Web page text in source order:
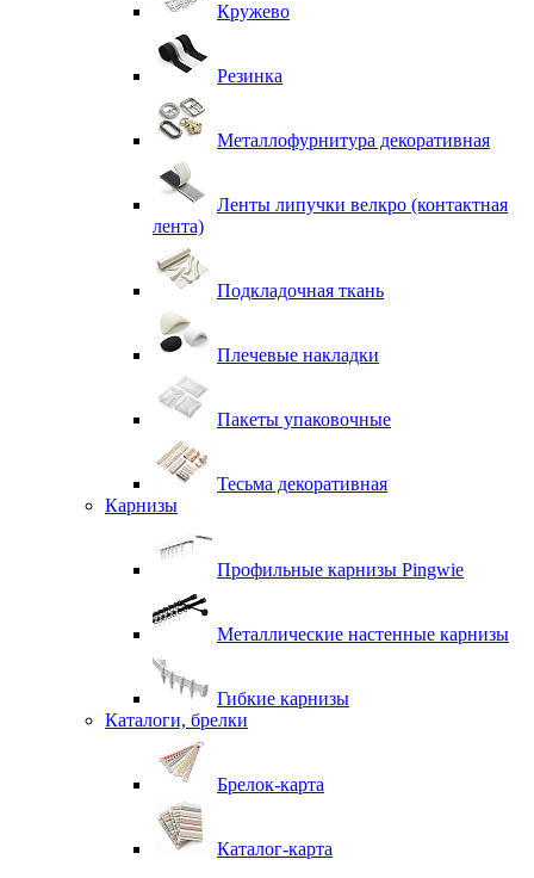
Кружево
Резинка
Металлофурнитура декоративная
Ленты липучки велкро (контактная
лента)
Подкладочная ткань
Плечевые накладки
Пакеты упаковочные
Тесьма декоративная
Карнизы
Профильные карнизы Pingwie
Металлические настенные карнизы
Гибкие карнизы
Каталоги, брелки
Брелок-карта
Каталог-карта